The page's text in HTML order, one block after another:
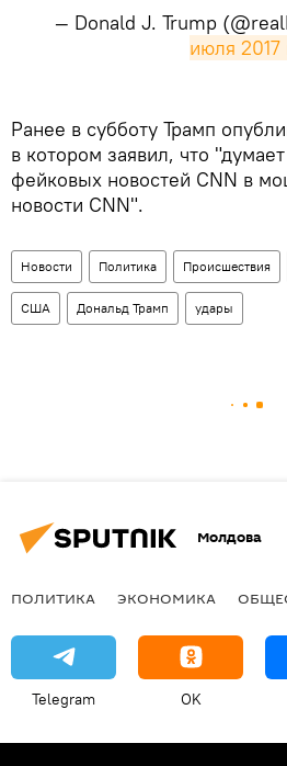
— Donald J. Trump
июля 2017
Ранее в субботу Трамп
в котором заявил, что
фейковых новостей CNN в
новости CNN".
Новости Политика Происшествия
США Дональд Трамп удары
Молдова
ПОЛИТИКА ЭКОНОМИКА
Telegram OK